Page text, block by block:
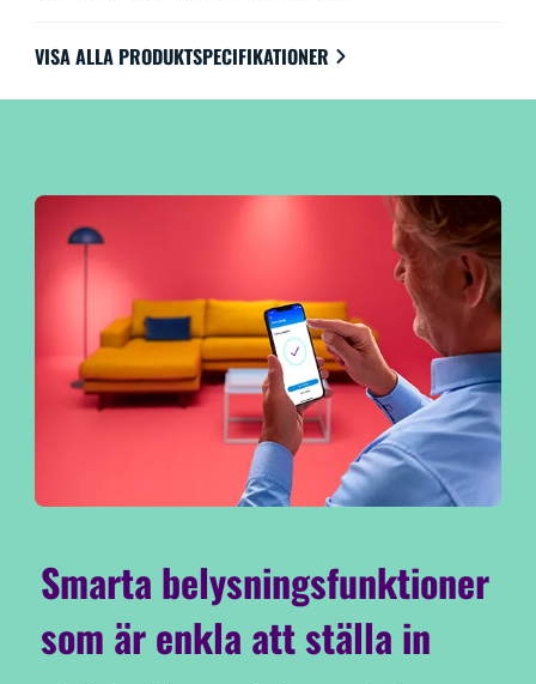
VISA ALLA PRODUKTSPECIFIKATIONER
Smarta belysningsfunktioner
som är enkla att ställa in